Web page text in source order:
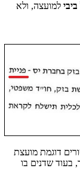
ביבי למועצה, ולא
דוגמת מועצת
בעוד שדנים בו